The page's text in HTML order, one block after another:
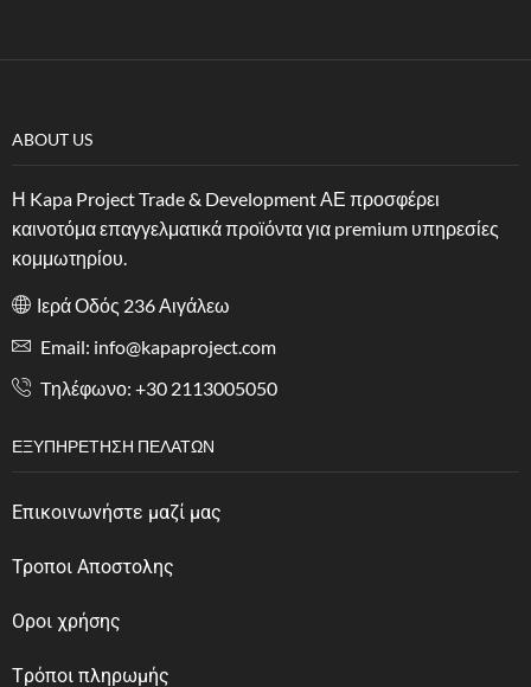
ABOUT US
Η Kapa Project Trade & Development ΑΕ προσφέρει
καινοτόμα επαγγελματικά προϊόντα για premium υπηρεσίες
κομμωτηρίου.
Ιερά Οδός 236 Αιγάλεω
Email: info@kapaproject.com
Tηλέφωνο: +30 2113005050
ΕΞΥΠΗΡΈΤΗΣΗ ΠΕΛΑΤΏΝ
Επικοινωνήστε μαζί μας
Τροποι Αποστολης
Οροι χρήσης
Tρόποι πληρωμής